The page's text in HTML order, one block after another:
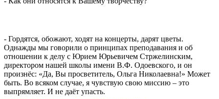
- Гордятся, обожают, ходят на концерты, дарят цветы.
Однажды мы говорили о принципах преподавания и об
отношении к делу с Юрием Юрьевичем Стржелинским,
директором нашей школы имени В.Ф. Одоевского, и он
произнёс: «Да, Вы просветитель, Ольга Николаевна!» Может
быть. Во всяком случае, я чувствую свою миссию – это
выпрямляет. И не даёт упасть.